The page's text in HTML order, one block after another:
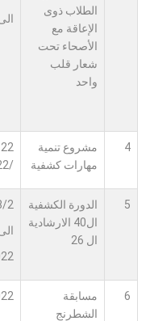
الطلاب ذوى
الإعاقة مع
الأصحاء تحت
شعار قلب
واحد
الى 16/3/
4
مشروع تنمية
مهارات كشفية
/2/2022م
5
الدورة الكشفية
ال40 الارشادية
ال 26
2
6/
6
مسابقة
الشطرنج
9/